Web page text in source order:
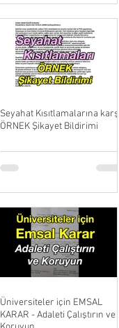
Seyahat Kısıtlamalarına
ÖRNEK Şikayet Bildirimi
Üniversiteler için EMSAL
KARAR - Adaleti Çalıştırın ve